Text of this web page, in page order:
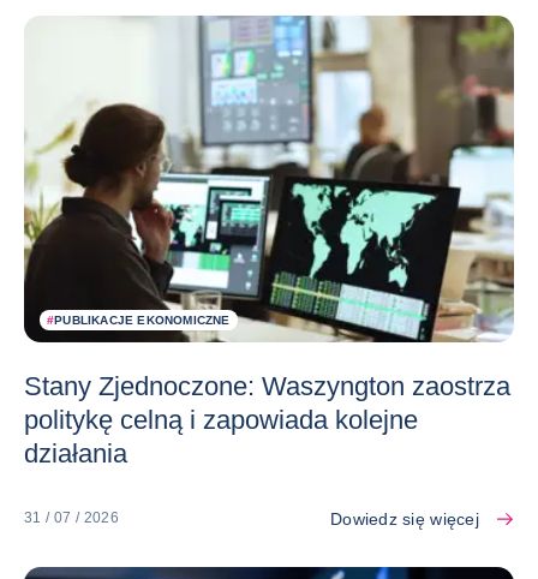
#PUBLIKACJE EKONOMICZNE
Stany Zjednoczone: Waszyngton zaostrza
politykę celną i zapowiada kolejne
działania
31 / 07 / 2026 Dowiedz się więcej